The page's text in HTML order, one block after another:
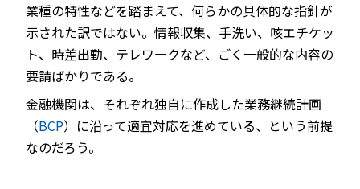
業種の特性などを踏まえて、何らかの具体的な指針が
示された訳ではない。情報収集、手洗い、咳エチケッ
ト、時差出勤、テレワークなど、ごく一般的な内容の
要請ばかりである。
金融機関は、それぞれ独自に作成した業務継続計画
（BCP）に沿って適宜対応を進めている、という前提
なのだろう。